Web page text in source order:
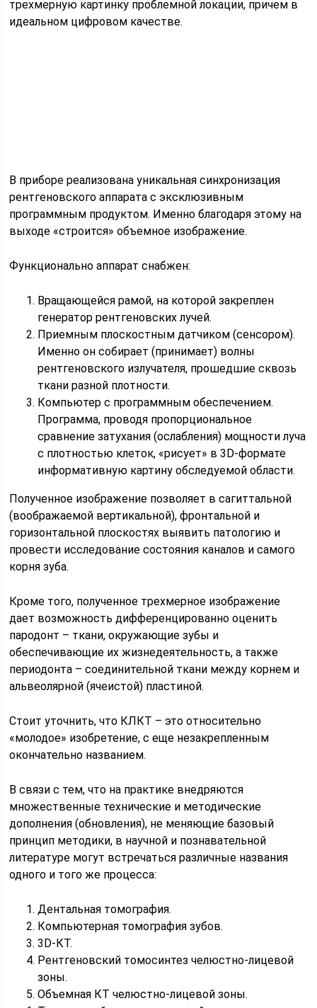
трехмерную картинку проблемной локации, причем в
идеальном цифровом качестве.
В приборе реализована уникальная синхронизация
рентгеновского аппарата с эксклюзивным
программным продуктом. Именно благодаря этому на
выходе «строится» объемное изображение.
Функционально аппарат снабжен:
Вращающейся рамой, на которой закреплен
генератор рентгеновских лучей.
Приемным плоскостным датчиком (сенсором).
Именно он собирает (принимает) волны
рентгеновского излучателя, прошедшие сквозь
ткани разной плотности.
Компьютер с программным обеспечением.
Программа, проводя пропорциональное
сравнение затухания (ослабления) мощности луча
с плотностью клеток, «рисует» в 3D-формате
информативную картину обследуемой области.
Полученное изображение позволяет в сагиттальной
(воображаемой вертикальной), фронтальной и
горизонтальной плоскостях выявить патологию и
провести исследование состояния каналов и самого
корня зуба.
Кроме того, полученное трехмерное изображение
дает возможность дифференцированно оценить
пародонт – ткани, окружающие зубы и
обеспечивающие их жизнедеятельность, а также
периодонта – соединительной ткани между корнем и
альвеолярной (ячеистой) пластиной.
Стоит уточнить, что КЛКТ – это относительно
«молодое» изобретение, с еще незакрепленным
окончательно названием.
В связи с тем, что на практике внедряются
множественные технические и методические
дополнения (обновления), не меняющие базовый
принцип методики, в научной и познавательной
литературе могут встречаться различные названия
одного и того же процесса:
Дентальная томография.
Компьютерная томография зубов.
3D-КТ.
Рентгеновский томосинтез челюстно-лицевой
зоны.
Объемная КТ челюстно-лицевой зоны.